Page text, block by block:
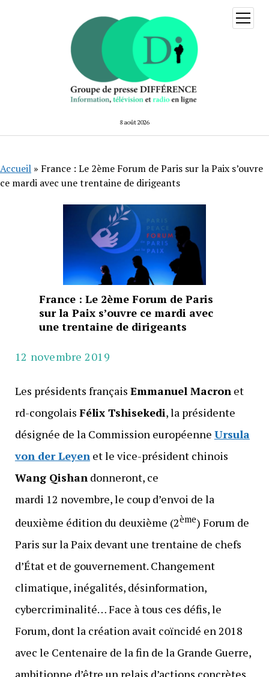
8 août 2026
ouvrir
menu
Accueil » France : Le 2ème Forum de Paris sur la Paix s’ouvre
ce mardi avec une trentaine de dirigeants
France : Le 2ème Forum de Paris
sur la Paix s’ouvre ce mardi avec
une trentaine de dirigeants
12 novembre 2019
Les présidents français Emmanuel Macronet
rd-congolais Félix Tshisekedi, la présidente
désignée de la Commission européenne Ursula
von der Leyenet le vice-président chinois
Wang Qishandonneront, ce
mardi 12 novembre, le coup d’envoi de la
deuxième édition du deuxième (2ème) Forum de
Paris sur la Paix devant une trentaine de chefs
d’État et de gouvernement. Changement
climatique, inégalités, désinformation,
cybercriminalité… Face à tous ces défis, le
Forum, dont la création avait coïncidé en 2018
avec le Centenaire de la fin de la Grande Guerre,
ambitionne d’être un relais d’actions concrètes